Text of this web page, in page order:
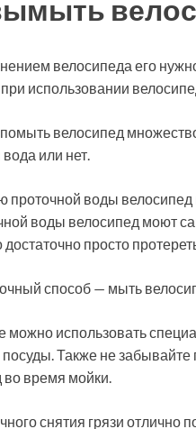
велосипеда его
использовании
велосипед
или нет.
воды велосипед
воды велосипед моют
достаточно просто
способ — мыть
можно использовать
Также не
во время мойки.
снятия грязи отлично